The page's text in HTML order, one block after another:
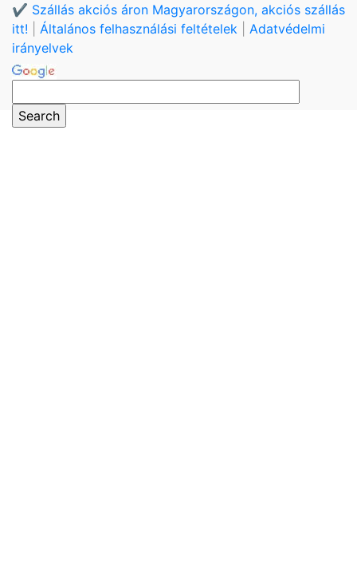
✔️ Szállás akciós áron Magyarországon, akciós szállás
itt!
Általános felhasználási feltételek
Adatvédelmi
irányelvek